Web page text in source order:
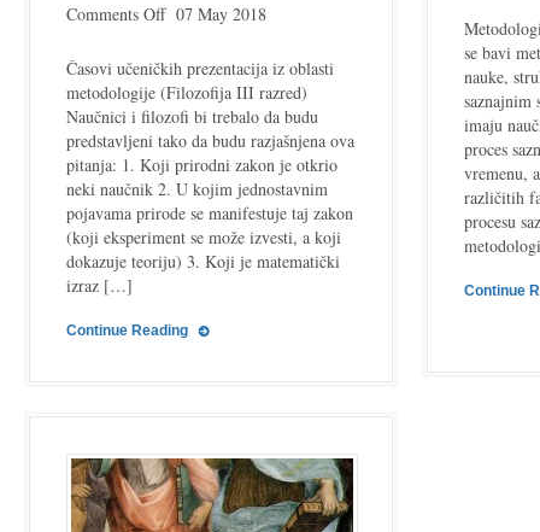
Comments Offon
–
učeničke
prezentacije
(III
razred)
07 May 2018
Časovi učeničkih prezentacija iz oblasti
metodologije (Filozofija III razred)
Naučnici i filozofi bi trebalo da budu
predstavljeni tako da budu razjašnjena ova
pitanja: 1. Koji prirodni zakon je otkrio
neki naučnik 2. U kojim jednostavnim
pojavama prirode se manifestuje taj zakon
(koji eksperiment se može izvesti, a koji
dokazuje teoriju) 3. Koji je matematički
izraz […]
Continue Reading
se bavi
nauke,
saznajnim
imaju
proces
vremenu,
različitih
procesu
Continue